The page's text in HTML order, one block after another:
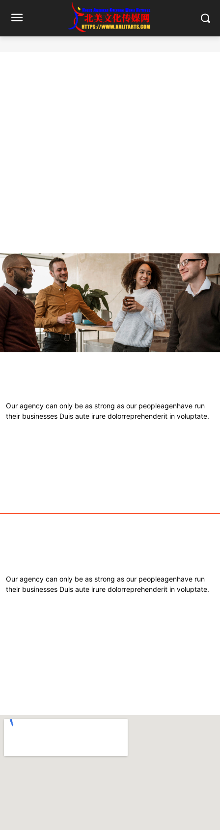
Our agency can only be as strong as our peopleagenhave run
their businesses Duis aute irure dolorreprehenderit in voluptate.
Our agency can only be as strong as our peopleagenhave run
their businesses Duis aute irure dolorreprehenderit in voluptate.